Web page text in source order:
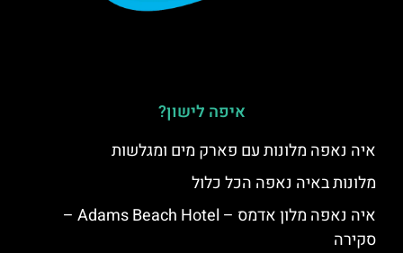
איפה לישון?
איה נאפה מלונות עם פארק מים ומגלשות
מלונות באיה נאפה הכל כלול
איה נאפה מלון אדמס – Adams Beach Hotel –
סקירה